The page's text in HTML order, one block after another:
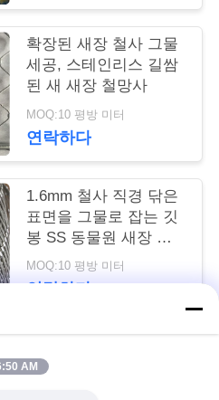
확장된 새장 철사 그물
세공, 스테인리스 길쌈
된 새 새장 철망사
MOQ:10 평방 미터
연락하다
1.6mm 철사 직경 닦은
표면을 그물로 잡는 깃
봉 SS 동물원 새장 메
시
MOQ:10 평방 미터
연락하다
AM